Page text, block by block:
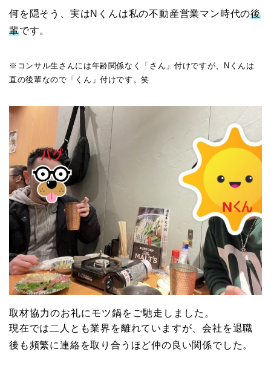
何を隠そう、実はNくんは私の不動産営業マン時代の後
輩です。
※コンサル生さんには年齢関係なく「さん」付けですが、Nくんは
直の後輩なので「くん」付けです。笑
取材協力のお礼にモツ鍋をご馳走しました。
現在では二人とも業界を離れていますが、会社を退職
後も頻繁に連絡を取り合うほど仲の良い関係でした。